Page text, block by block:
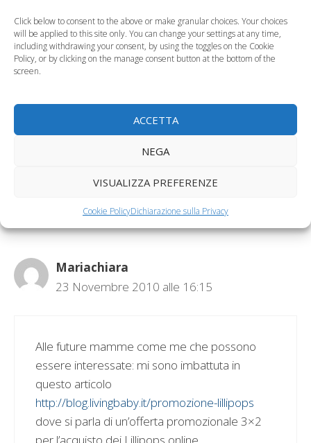
Click below to consent to the above or make granular choices. Your choices
will be applied to this site only. You can change your settings at any time,
including withdrawing your consent, by using the toggles on the Cookie
Policy, or by clicking on the manage consent button at the bottom of the
screen.
ACCETTA
NEGA
VISUALIZZA PREFERENZE
Cookie PolicyDichiarazione sulla Privacy
Categorie
Gravidanza
Tag
combattere la nausea in gravidanza,disturbi in
gravidanza
Natale 2010, in vacanza con i bambini
1 commento su “La nausea
in gravidanza si combatte
con i ghiaccioli Lillipops”
Mariachiara
23 Novembre 2010 alle 16:15
Alle future mamme come me che possono
essere interessate: mi sono imbattuta in
questo articolo
http://blog.livingbaby.it/promozione-lillipops
dove si parla di un’offerta promozionale 3×2
per l’acquisto dei Lillipops online